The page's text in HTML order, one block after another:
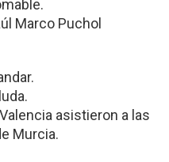
Marco Puchol
asistieron a las
Murcia.